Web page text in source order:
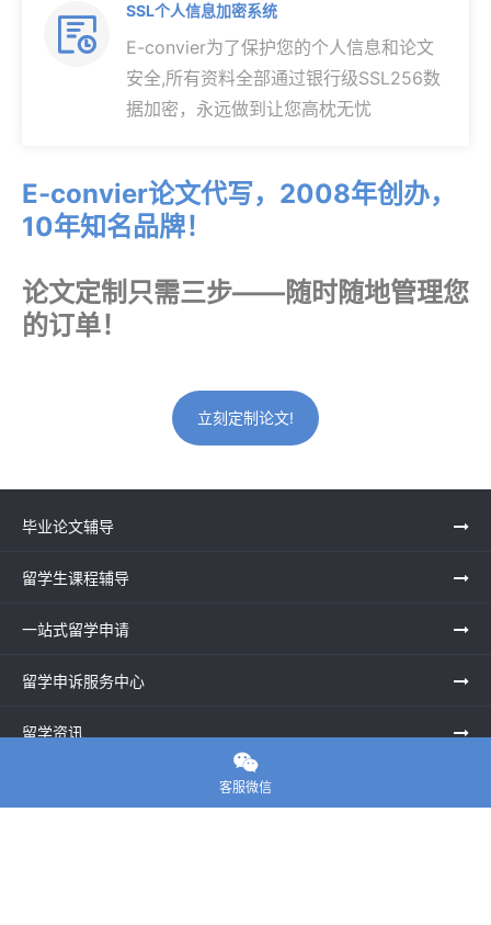

SSL个人信息加密系统
E-convier为了保护您的个人信息和论文
安全,所有资料全部通过银行级SSL256数
据加密，永远做到让您高枕无忧
E-convier论文代写，2008年创办，
10年知名品牌！
论文定制只需三步——随时随地管理您
的订单！
立刻定制论文!
毕业论文辅导
留学生课程辅导
一站式留学申请
留学申诉服务中心
留学资讯

客服微信